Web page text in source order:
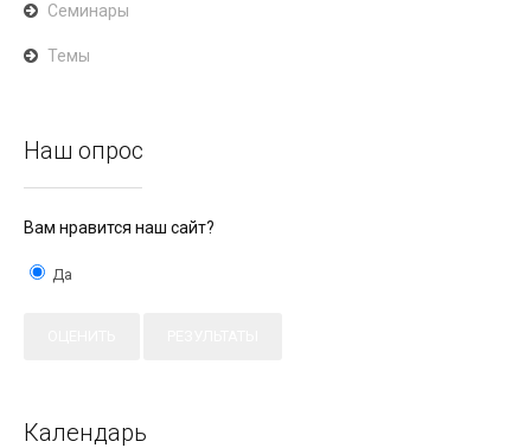
Семинары
Темы
Наш опрос
Вам нравится наш сайт?
Да
Календарь